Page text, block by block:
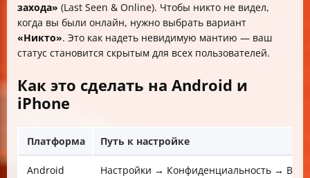
захода» (Last Seen & Online). Чтобы никто не видел,
когда вы были онлайн, нужно выбрать вариант
«Никто». Это как надеть невидимую мантию — ваш
статус становится скрытым для всех пользователей.
Как это сделать на Android и
iPhone
Платформа Путь к настройке
Android Настройки → Конфиденциальность →